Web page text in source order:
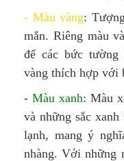
- Màu vàng:
mắn. Riêng màu
để các bức
vàng thích hợp với
- Màu xanh: Màu
và những sắc
lạnh, mang ý
nhàng. Với những